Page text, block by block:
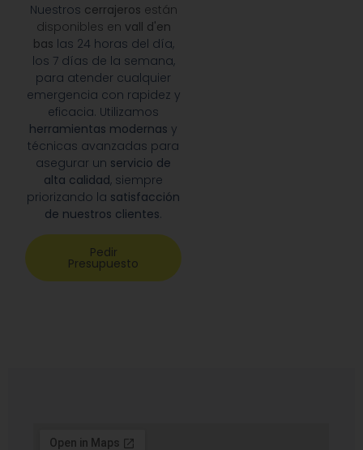
Nuestros cerrajeros están
disponibles en vall d'en
bas las 24 horas del día,
los 7 días de la semana,
para atender cualquier
emergencia con rapidez y
eficacia. Utilizamos
herramientas modernas y
técnicas avanzadas para
asegurar un servicio de
alta calidad, siempre
priorizando la satisfacción
de nuestros clientes.
Pedir
Presupuesto